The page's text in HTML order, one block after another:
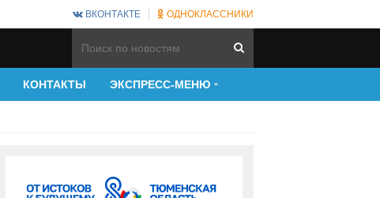
ВКОНТАКТЕ ОДНОКЛАССНИКИ
КОНТАКТЫ ЭКСПРЕСС-МЕНЮ